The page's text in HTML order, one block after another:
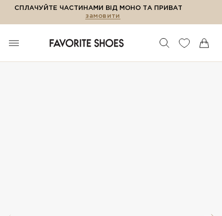
СПЛАЧУЙТЕ ЧАСТИНАМИ ВІД МОНО ТА ПРИВАТ
замовити